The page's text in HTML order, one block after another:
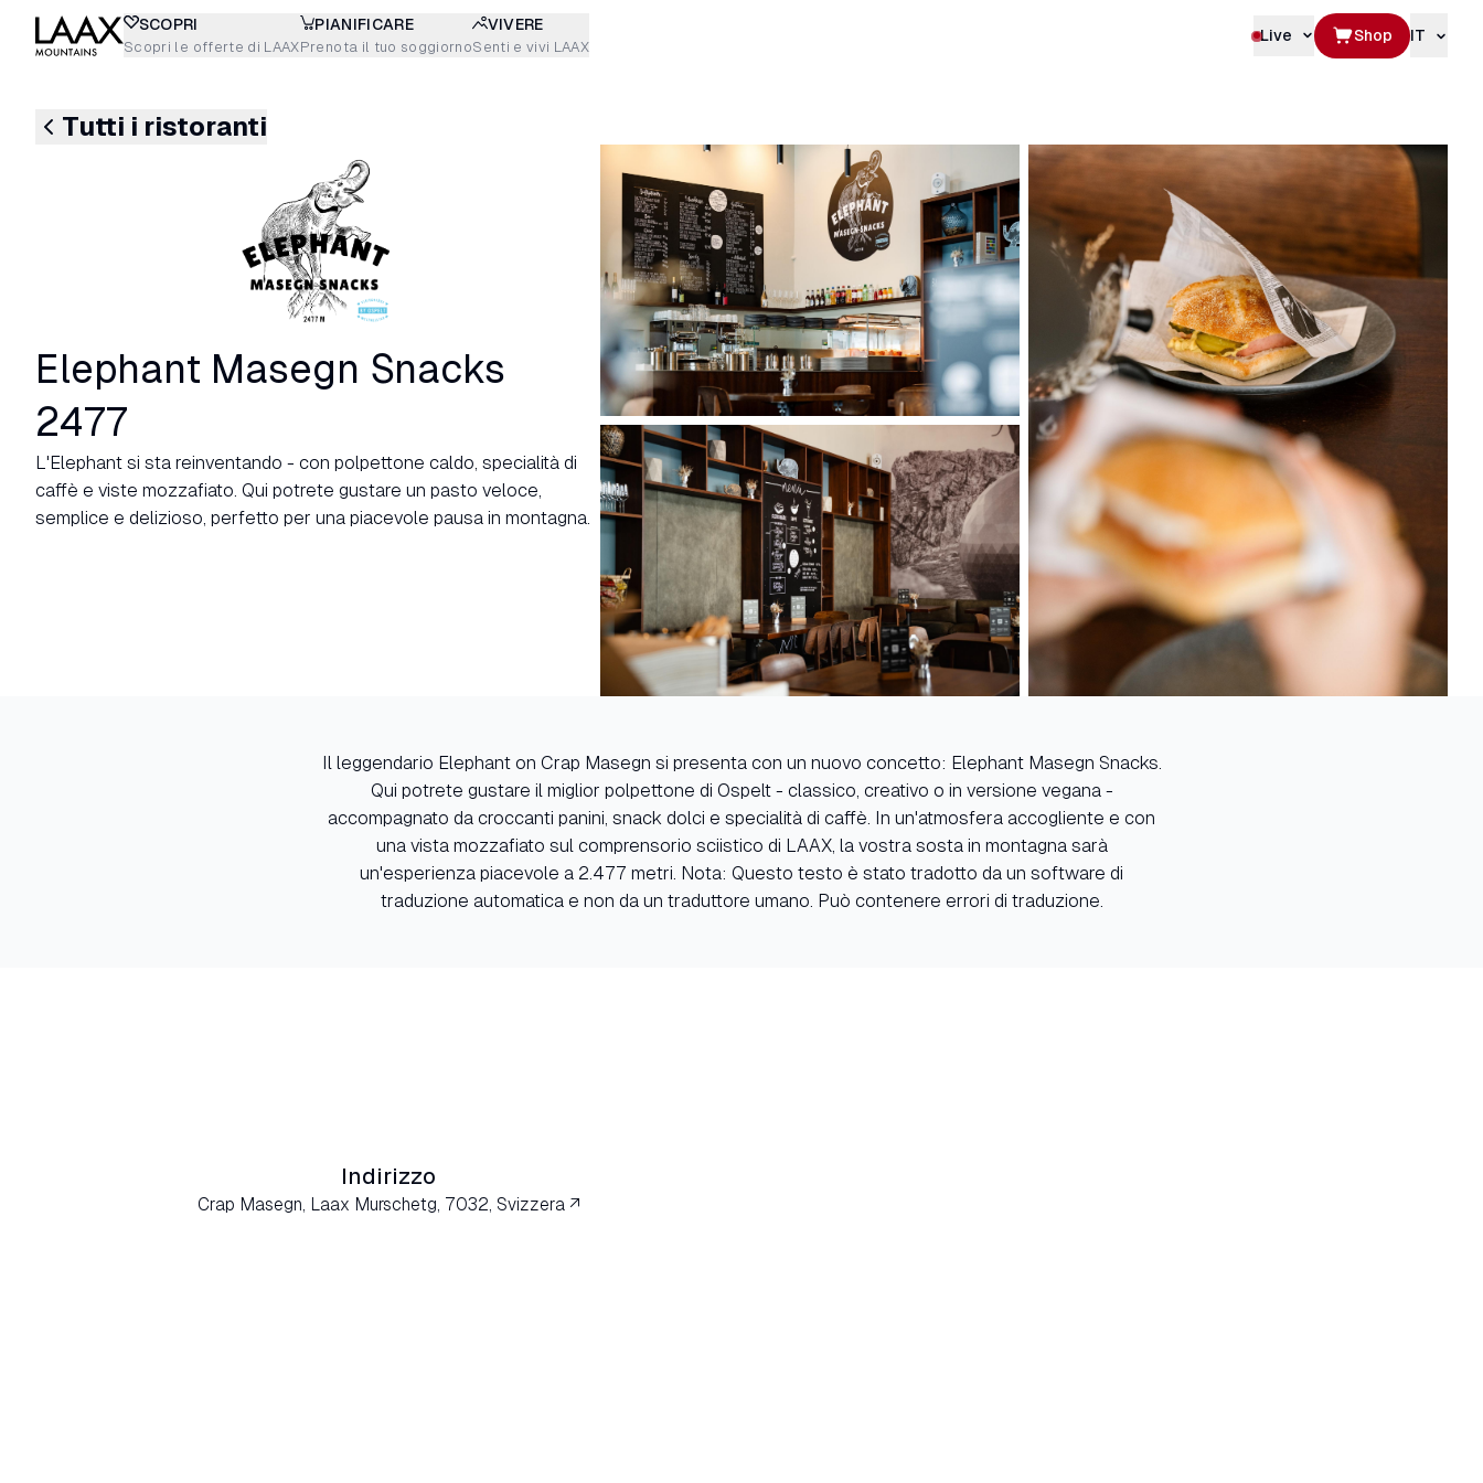
SCOPRI
Scopri le offerte di LAAX
PIANIFICARE
Prenota il tuo soggiorno
VIVERE
Senti e vivi LAAX
Live Shop IT
Tutti i ristoranti
Elephant Masegn Snacks
2477
L'Elephant si sta reinventando - con polpettone caldo, specialità di
caffè e viste mozzafiato. Qui potrete gustare un pasto veloce,
semplice e delizioso, perfetto per una piacevole pausa in montagna.
Il leggendario Elephant on Crap Masegn si presenta con un nuovo concetto: Elephant Masegn Snacks.
Qui potrete gustare il miglior polpettone di Ospelt - classico, creativo o in versione vegana -
accompagnato da croccanti panini, snack dolci e specialità di caffè. In un'atmosfera accogliente e con
una vista mozzafiato sul comprensorio sciistico di LAAX, la vostra sosta in montagna sarà
un'esperienza piacevole a 2.477 metri. Nota: Questo testo è stato tradotto da un software di
traduzione automatica e non da un traduttore umano. Può contenere errori di traduzione.
Indirizzo
Crap Masegn, Laax Murschetg, 7032, Svizzera ↗